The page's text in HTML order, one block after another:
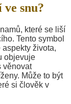
snu?
které se liší
Tento symbol
života,
objevuje
věnovat
Může to být
si člověk v